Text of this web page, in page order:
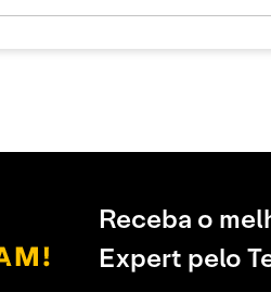
Receba o
Expert pelo